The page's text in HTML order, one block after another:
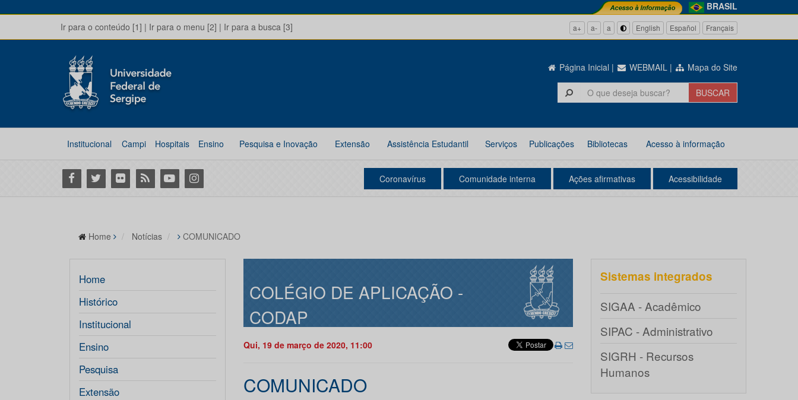
BRASIL
Ir para o conteúdo [1] | Ir para o menu [2] | Ir para a busca [3] a+ a- a English Español Français
Página Inicial | WEBMAIL | Mapa do Site
Institucional Campi Hospitais Ensino Pesquisa e Inovação Extensão Assistência Estudantil Serviços Publicações Bibliotecas Acesso à informação
Facebook
Twitter Flickr RSS YoutubeInstagram Coronavírus Comunidade interna Ações afirmativas Acessibilidade
Home Notícias COMUNICADO
Home
Histórico
Institucional
Ensino
Pesquisa
Extensão
COLÉGIO DE APLICAÇÃO -
CODAP
Qui, 19 de março de 2020, 11:00
COMUNICADO
Sistemas integrados
SIGAA - Acadêmico
SIPAC - Administrativo
SIGRH - Recursos
Humanos